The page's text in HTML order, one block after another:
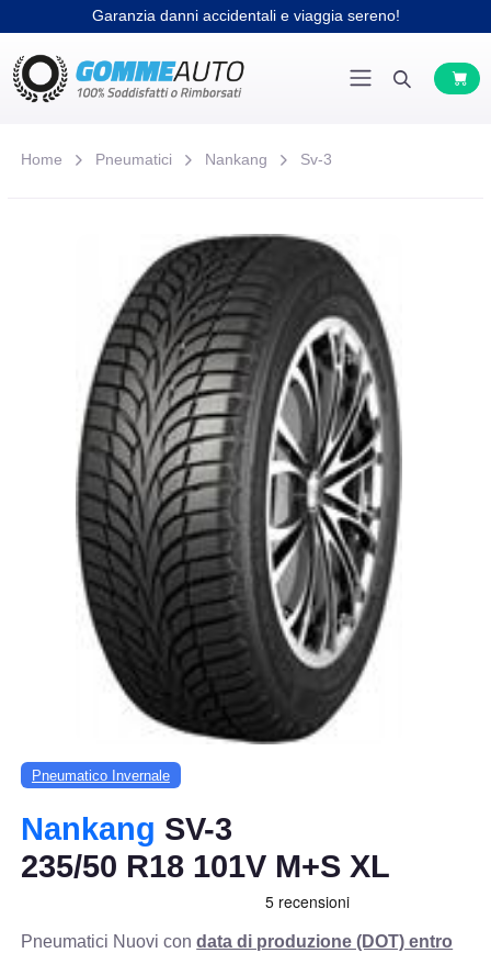
Garanzia danni accidentali e viaggia sereno!
Home Pneumatici Nankang Sv-3
Pneumatico Invernale
Nankang SV-3
235/50 R18 101V M+S XL
Pneumatici Nuovi condata di produzione (DOT) entro